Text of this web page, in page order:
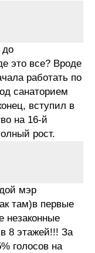
до
это все? Вроде
работать по
санаторием
вступил в
на 16-й
рост.
мэр
там)в первые
незаконные
8 этажей!!! За
голосов на